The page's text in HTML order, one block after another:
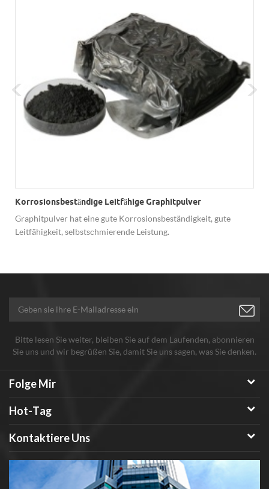
Korrosionsbeständige Leitfähige Graphitpulver
Graphitpulver hat eine gute Korrosionsbeständigkeit, gute
Leitfähigkeit, selbstschmierende Leistung.
Bitte lesen Sie weiter, bleiben Sie auf dem Laufenden, abonnieren
Sie uns und wir begrüßen Sie, damit Sie uns sagen, was Sie denken.
Folge Mir
Hot-Tag
Kontaktiere Uns